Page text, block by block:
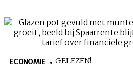
ECONOMIE GELEZEN!